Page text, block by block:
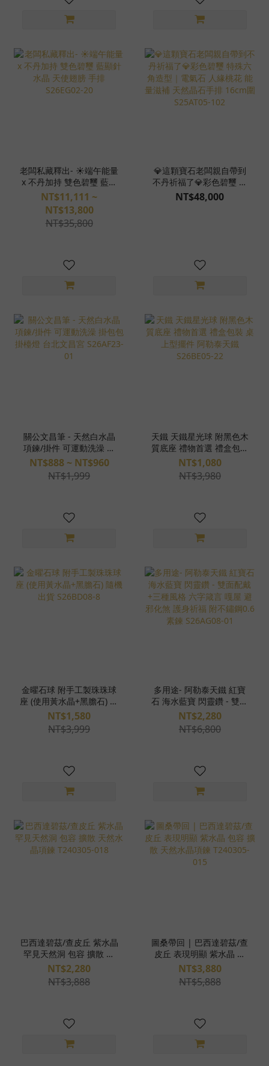
老闆私藏釋出- ☀️端午能量
x 不丹加持 雙色碧璽 藍顯
針水晶 天使翅膀 手排
S26EG02-20
NT$11,111 ~
NT$13,800
NT$35,800
💎這顆寶石老闆親自帶到
不丹祈福了💎彩色碧璽 特
殊六角造型｜電氣石 人緣
桃花 能量滋補 天然晶石手
NT$48,000
關公文昌筆 - 天然白水晶
項鍊/掛件 可運動洗澡 掛
包包 掛檯燈 台北文昌宮
S26AF23-01
NT$888 ~ NT$960
NT$1,999
天鐵 天鐵星光球 附黑色木
質底座 禮物首選 禮盒包裝
桌上型擺件 阿勒泰天鐵
S26BE05-22
NT$1,080
NT$3,980
金曜石球 附手工製珠珠球
座 (使用黃水晶+黑膽石) 隨
機出貨 S26BD08-8
NT$1,580
NT$3,999
多用途- 阿勒泰天鐵 紅寶
石 海水藍寶 閃靈鑽 - 雙面
配戴+三種風格 六字箴言
附不鏽鋼0.6素鍊
NT$2,280
NT$6,800
巴西達碧茲/查皮丘 紫水晶
罕見天然洞 包容 擴散 天
然水晶項鍊 T240305-018
NT$2,280
NT$3,888
圖桑帶回 | 巴西達碧茲/查
皮丘 表現明顯 紫水晶 包
容 擴散 天然水晶項鍊
T240305-015
NT$3,880
NT$5,888